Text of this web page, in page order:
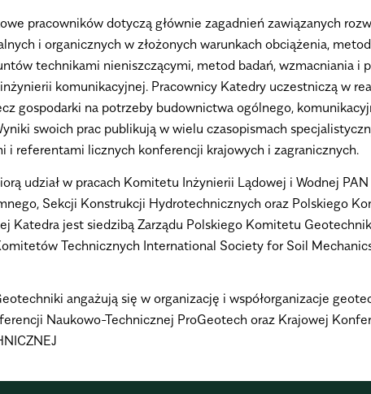
pracowników dotyczą głównie zagadnień zawiązanych
i organicznych w złożonych warunkach obciążenia,
technikami nieniszczącymi, metod badań, wzmacniania i
komunikacyjnej. Pracownicy Katedry uczestniczą w
gospodarki na potrzeby budownictwa ogólnego,
swoich prac publikują w wielu czasopismach
i referentami licznych konferencji krajowych i zagranicznych.
udział w pracach Komitetu Inżynierii Lądowej i Wodnej
Sekcji Konstrukcji Hydrotechnicznych oraz Polskiego
Katedra jest siedzibą Zarządu Polskiego Komitetu
Technicznych International Society for Soil
angażują się w organizację i współorganizacje
Naukowo-Technicznej ProGeotech oraz Krajowej